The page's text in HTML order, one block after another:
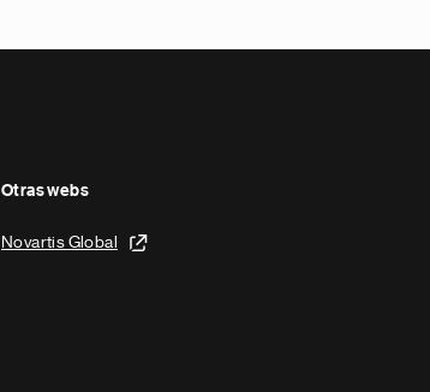
Otras webs
Novartis Global